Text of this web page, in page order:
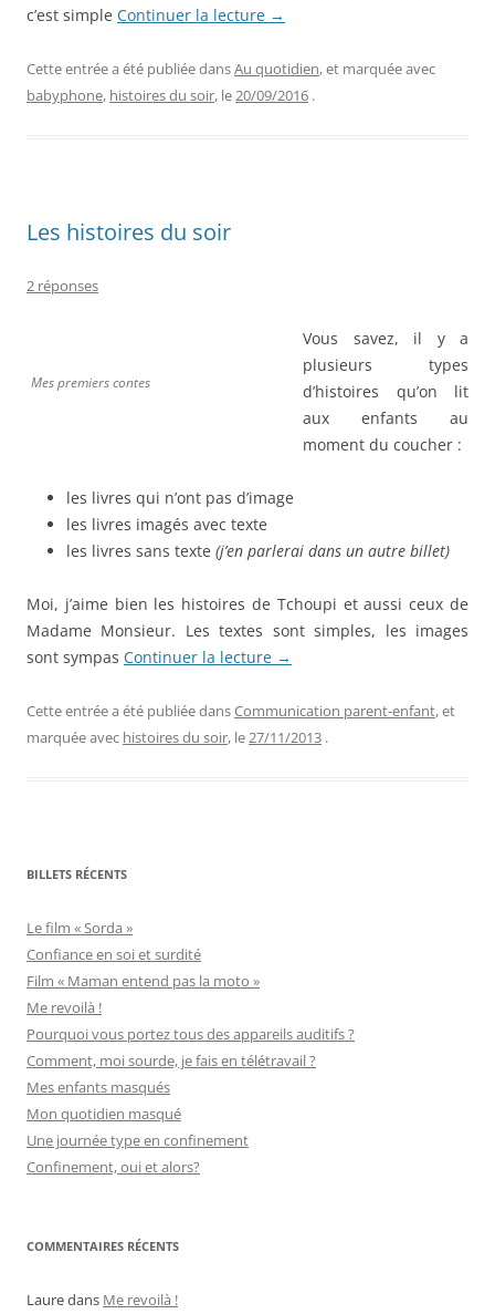
c’est simple Continuer la lecture →
Cette entrée a été publiée dansAu quotidien, et marquée avec
babyphone, histoires du soir, le20/09/2016 .
Les histoires du soir
2 réponses
Mes premiers contes
Vous savez, il y a
plusieurs types
d’histoires qu’on lit
aux enfants au
moment du coucher :
les livres qui n’ont pas d’image
les livres imagés avec texte
les livres sans texte (j’en parlerai dans un autre billet)
Moi, j’aime bien les histoires de Tchoupi et aussi ceux de
Madame Monsieur. Les textes sont simples, les images
sont sympas Continuer la lecture →
Cette entrée a été publiée dansCommunication parent-enfant, et
marquée avec histoires du soir, le27/11/2013 .
BILLETS RÉCENTS
Le film « Sorda »
Confiance en soi et surdité
Film « Maman entend pas la moto »
Me revoilà !
Pourquoi vous portez tous des appareils auditifs ?
Comment, moi sourde, je fais en télétravail ?
Mes enfants masqués
Mon quotidien masqué
Une journée type en confinement
Confinement, oui et alors?
COMMENTAIRES RÉCENTS
Lauredans Me revoilà !